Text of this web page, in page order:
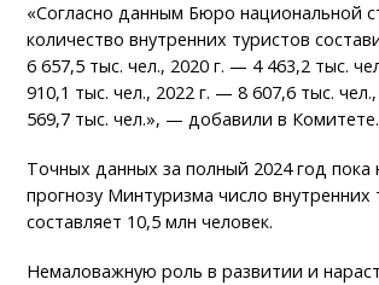
«Согласно данным Бюро национальной
количество внутренних туристов
6 657,5 тыс. чел., 2020 г. — 4 463,2 тыс.
910,1 тыс. чел., 2022 г. — 8 607,6 тыс.
569,7 тыс. чел.», — добавили в Комитете.
Точных данных за полный 2024 год пока
прогнозу Минтуризма число внутренних
составляет 10,5 млн человек.
Немаловажную роль в развитии и